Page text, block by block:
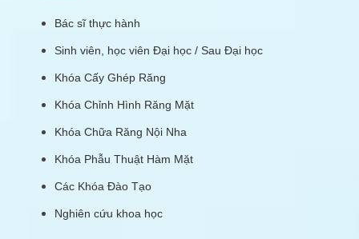
Bác sĩ thực hành
Sinh viên, học viên Đại học / Sau Đại học
Khóa Cấy Ghép Răng
Khóa Chỉnh Hình Răng Mặt
Khóa Chữa Răng Nội Nha
Khóa Phẫu Thuật Hàm Mặt
Các Khóa Đào Tạo
Nghiên cứu khoa học